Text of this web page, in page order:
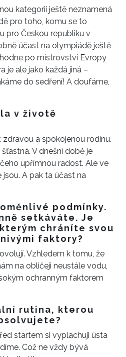
kategorii ještě neznamená
pro toho, komu se to
pro Českou republiku v
účast na olympiádě ještě
po mistrovství Evropy
je ale jako každá jiná –
do sedření! A doufáme,
v životě
a spokojenou rodinu.
V dnešní době je
upřímnou radost. Ale ve
A pak ta účast na
podmínky.
setkáváte. Je
chráníte svou
faktory?
Vzhledem k tomu, že
na obličeji neustále vodu,
ochranným faktorem
rutina, kterou
startem si vyplachuji ústa
Což ne vždy bývá